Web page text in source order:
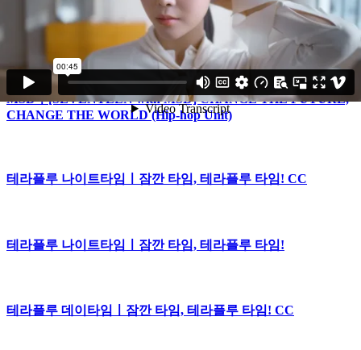
MSDㅣ[SEVENTEEN with MSD] CHANGE THE FUTURE,
CHANGE THE WORLD (Performance Unit)
MSDㅣ[SEVENTEEN with MSD] CHANGE THE FUTURE,
CHANGE THE WORLD (Hip-hop Unit)
테라플루 나이트타임ㅣ잠깐 타임, 테라플루 타임! CC
테라플루 나이트타임ㅣ잠깐 타임, 테라플루 타임!
테라플루 데이타임ㅣ잠깐 타임, 테라플루 타임! CC